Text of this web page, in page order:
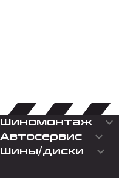
Шиномонтаж keyboard_arrow_down
Автосервис keyboard_arrow_down
Шины/диски keyboard_arrow_down